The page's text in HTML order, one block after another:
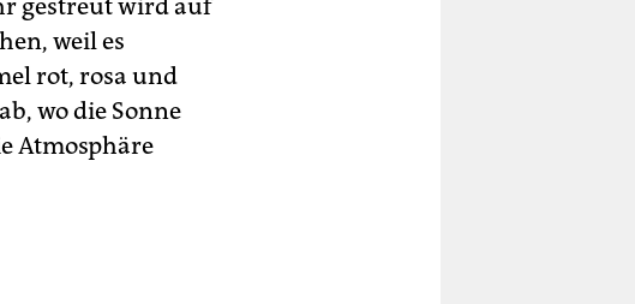
gestreut wird auf
weil es
rot, rosa und
wo die Sonne
Atmosphäre